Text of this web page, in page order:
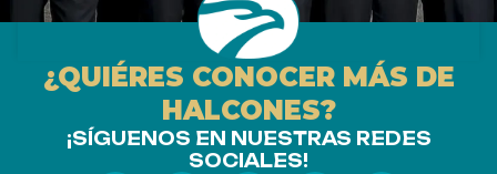
¿QUIÉRES CONOCER MÁS DE
HALCONES?
¡SÍGUENOS EN NUESTRAS REDES
SOCIALES!